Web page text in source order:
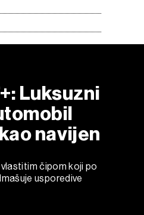
Luksuzni
navijen
čipom koji po
usporedive